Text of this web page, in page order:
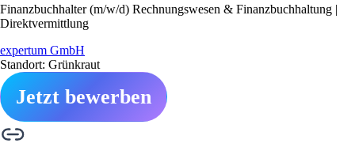
Finanzbuchhalter (m/w/d) Rechnungswesen & Finanzbuchhaltung |
Direktvermittlung
expertum GmbH
Standort: Grünkraut
Jetzt bewerben